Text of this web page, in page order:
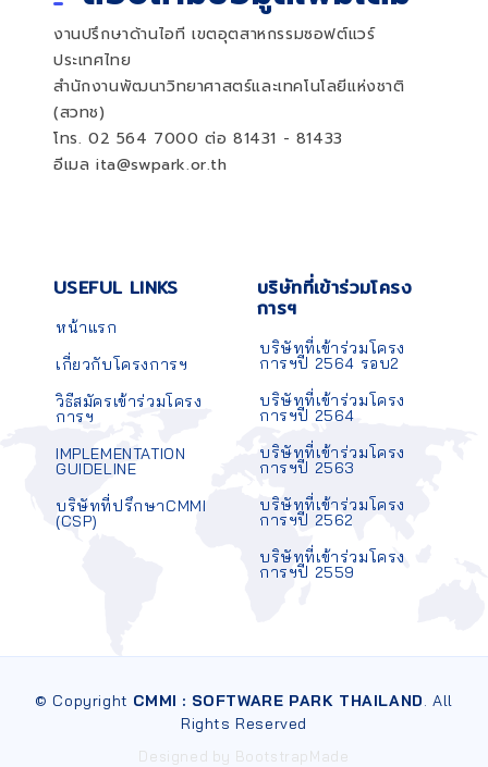
งานปรึกษาด้านไอที เขตอุตสาหกรรมซอฟต์แวร์
ประเทศไทย
สำนักงานพัฒนาวิทยาศาสตร์และเทคโนโลยีแห่งชาติ
(สวทช)
โทร. 02 564 7000 ต่อ 81431 - 81433
อีเมล ita@swpark.or.th
USEFUL LINKS
หน้าแรก
เกี่ยวกับโครงการฯ
วิธีสมัครเข้าร่วมโครง
การฯ
IMPLEMENTATION
GUIDELINE
บริษัทที่ปรึกษาCMMI
(CSP)
บริษัทที่เข้าร่วมโครง
การฯ
บริษัทที่เข้าร่วมโครง
การฯปี 2564 รอบ2
บริษัทที่เข้าร่วมโครง
การฯปี 2564
บริษัทที่เข้าร่วมโครง
การฯปี 2563
บริษัทที่เข้าร่วมโครง
การฯปี 2562
บริษัทที่เข้าร่วมโครง
การฯปี 2559
© Copyright CMMI : SOFTWARE PARK THAILAND. All
Rights Reserved
Designed by BootstrapMade